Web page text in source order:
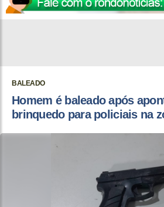
BALEADO
Homem é baleado após
brinquedo para policiais na